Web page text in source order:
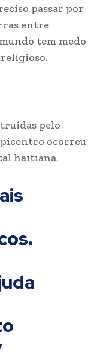
passar por
entre
tem medo
religioso.
pelo
ocorreu
haitiana.